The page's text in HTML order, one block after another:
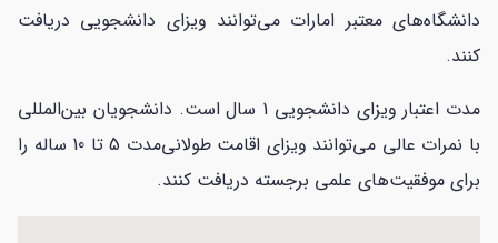
دانشگاه‌های معتبر امارات می‌توانند ویزای دانشجویی دریافت
کنند.
مدت اعتبار ویزای دانشجویی 1 سال است. دانشجویان بین‌المللی
با نمرات عالی می‌توانند ویزای اقامت طولانی‌مدت 5 تا 10 ساله را
برای موفقیت‌های علمی برجسته دریافت کنند.